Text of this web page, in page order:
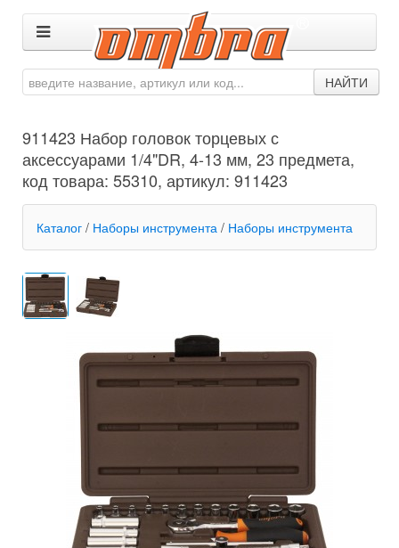
НАЙТИ
911423 Набор головок торцевых с
аксессуарами 1/4"DR, 4-13 мм, 23 предмета,
код товара: 55310, артикул: 911423
Каталог / Наборы инструмента / Наборы инструмента